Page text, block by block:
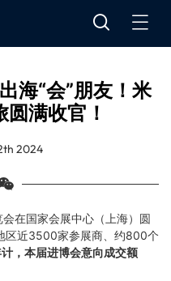
海“会”朋友！米
满收官！
2024
在国家会展中心（上海）圆
区近3500家参展商、约800个
，本届进博会意向成交额